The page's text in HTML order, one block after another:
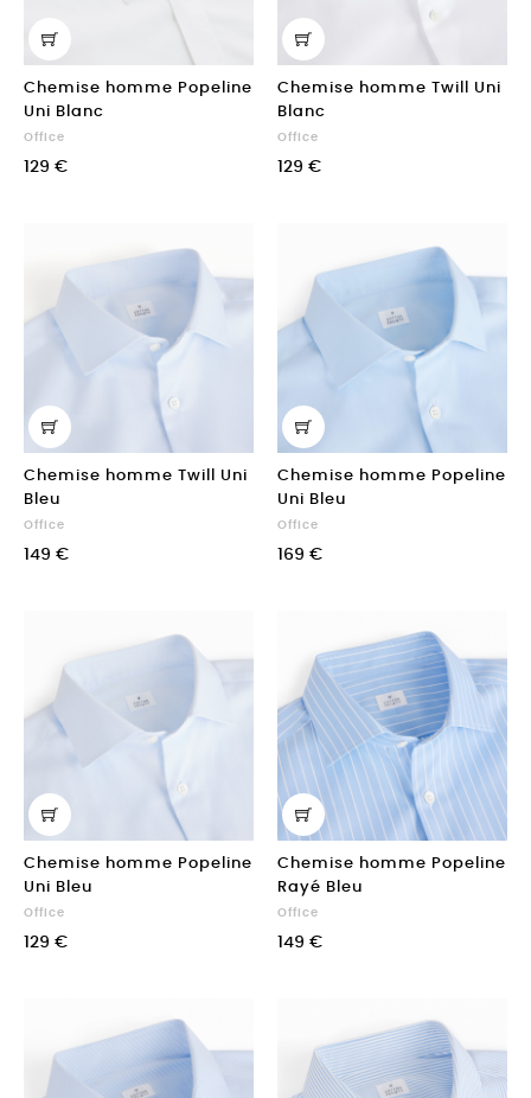
Chemise homme Popeline
Uni Blanc
Office
129 €
Chemise homme Twill Uni
Blanc
Office
129 €
Chemise homme Twill Uni
Bleu
Office
149 €
Chemise homme Popeline
Uni Bleu
Office
169 €
Chemise homme Popeline
Uni Bleu
Office
129 €
Chemise homme Popeline
Rayé Bleu
Office
149 €